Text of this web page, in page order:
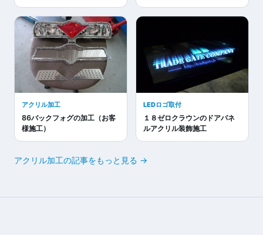
アクリル加工
86バックフォグの加工（お客
様施工）
LEDロゴ取付
１８ゼロクラウンのドアパネ
ルアクリル装飾施工
アクリル加工の記事をもっと見る →